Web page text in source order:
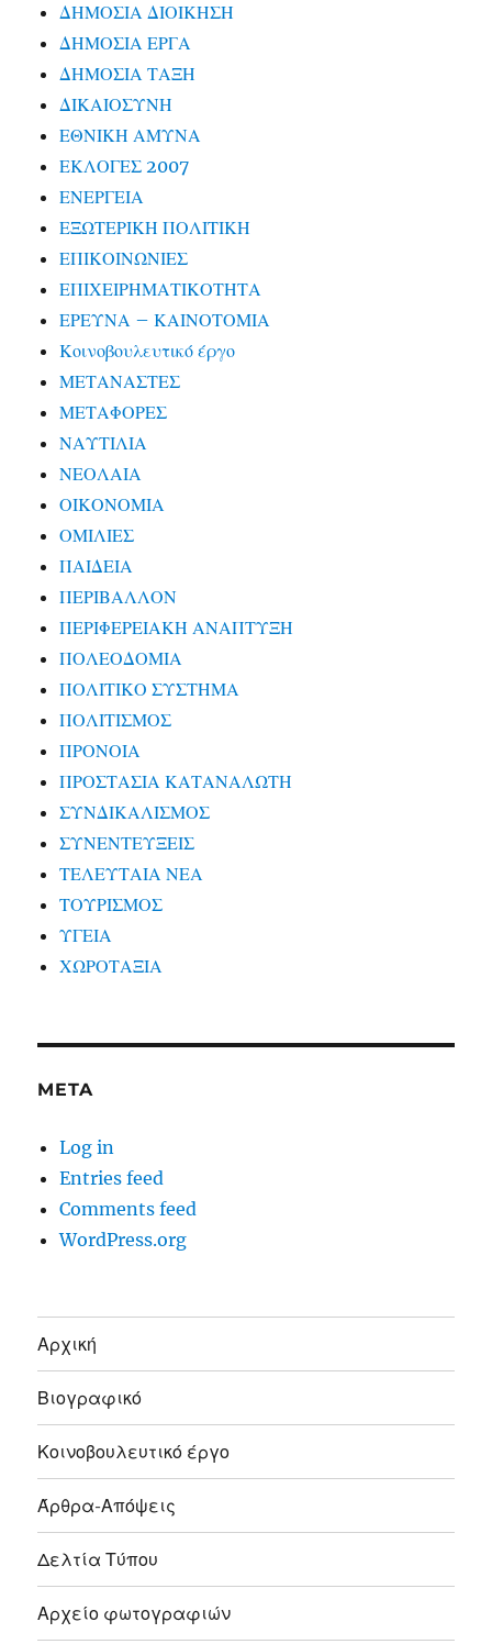
ΔΗΜΟΣΙΑ ΔΙΟΙΚΗΣΗ
ΔΗΜΟΣΙΑ ΕΡΓΑ
ΔΗΜΟΣΙΑ ΤΑΞΗ
ΔΙΚΑΙΟΣΥΝΗ
ΕΘΝΙΚΗ ΑΜΥΝΑ
ΕΚΛΟΓΕΣ 2007
ΕΝΕΡΓΕΙΑ
ΕΞΩΤΕΡΙΚΗ ΠΟΛΙΤΙΚΗ
ΕΠΙΚΟΙΝΩΝΙΕΣ
ΕΠΙΧΕΙΡΗΜΑΤΙΚΟΤΗΤΑ
ΕΡΕΥΝΑ – ΚΑΙΝΟΤΟΜΙΑ
Κοινοβουλευτικό έργο
ΜΕΤΑΝΑΣΤΕΣ
ΜΕΤΑΦΟΡΕΣ
ΝΑΥΤΙΛΙΑ
ΝΕΟΛΑΙΑ
ΟΙΚΟΝΟΜΙΑ
ΟΜΙΛΙΕΣ
ΠΑΙΔΕΙΑ
ΠΕΡΙΒΑΛΛΟΝ
ΠΕΡΙΦΕΡΕΙΑΚΗ ΑΝΑΠΤΥΞΗ
ΠΟΛΕΟΔΟΜΙΑ
ΠΟΛΙΤΙΚΟ ΣΥΣΤΗΜΑ
ΠΟΛΙΤΙΣΜΟΣ
ΠΡΟΝΟΙΑ
ΠΡΟΣΤΑΣΙΑ ΚΑΤΑΝΑΛΩΤΗ
ΣΥΝΔΙΚΑΛΙΣΜΟΣ
ΣΥΝΕΝΤΕΥΞΕΙΣ
ΤΕΛΕΥΤΑΙΑ ΝΕΑ
ΤΟΥΡΙΣΜΟΣ
ΥΓΕΙΑ
ΧΩΡΟΤΑΞΙΑ
META
Log in
Entries feed
Comments feed
WordPress.org
Αρχική
Βιογραφικό
Κοινοβουλευτικό έργο
Άρθρα-Απόψεις
Δελτία Τύπου
Αρχείο φωτογραφιών